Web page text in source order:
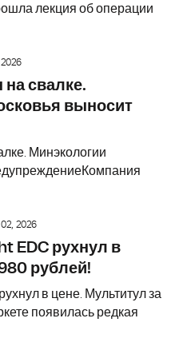
лекция об операции
свалке.
выносит
Минэкологии
2026
EDC рухнул в
рублей!
в цене. Мультитул за
появилась редкая